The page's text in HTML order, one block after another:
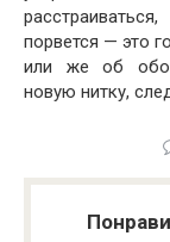
порвется — это
или же об
новую нитку,